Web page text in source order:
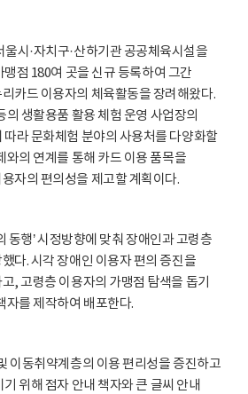
시·자치구·산하기관 공공체육시설을
점 180여 곳을 신규 등록하여 그간
카드 이용자의 체육활동을 장려해왔다.
의 생활용품 활용 체험 운영 사업장의
따라 문화체험 분야의 사용처를 다양화할
와의 연계를 통해 카드 이용 품목을
자의 편의성을 제고할 계획이다.
동행’ 시정방향에 맞춰 장애인과 고령층
다. 시각 장애인 이용자 편의 증진을
, 고령층 이용자의 가맹점 탐색을 돕기
자를 제작하여 배포한다.
이동취약계층의 이용 편리성을 증진하고
위해 점자 안내 책자와 큰 글씨 안내